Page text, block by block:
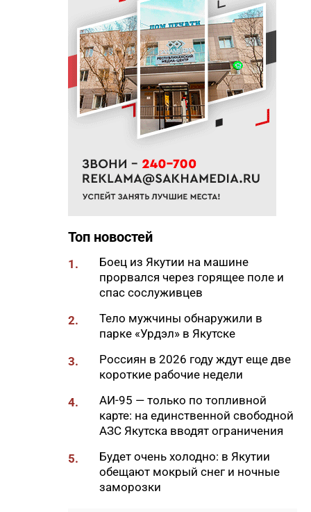
Путиным сигналом доверия и
значимости региона
18:01
Социальные участковые в
Якутии приняли около 2000
обращений
17:56
Жительница Жатая похитила
33 цветка с клумбы в центре
Якутска
17:51
«Здесь нет типовых задач»:
начальник стройплощадки
«Полюс Строя» Евгений
Минтруда Якутии объединил
30 участников из трех
муниципалитетов
17:34
Якутяне подали более 61
тысяч заявлений на получение
земельных участков
«Точка будущего. Якутия»:
самый масштабный
образовательный проект на
вечной мерзлоте
17:22
47 участников из арктических
районов Якутии объединил XI
Молодежный Суглан в
Октемцах
Топ новостей
1.
Боец из Якутии на машине
прорвался через горящее поле и
спас сослуживцев
2.
Тело мужчины обнаружили в
парке «Урдэл» в Якутске
3.
Россиян в 2026 году ждут еще две
короткие рабочие недели
4.
АИ-95 — только по топливной
карте: на единственной свободной
АЗС Якутска вводят ограничения
5.
Будет очень холодно: в Якутии
обещают мокрый снег и ночные
заморозки